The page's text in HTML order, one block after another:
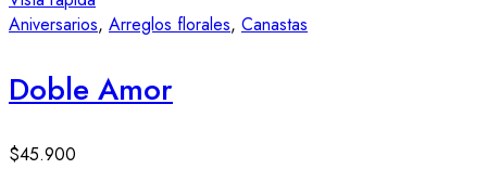
Aniversarios, Arreglos florales, Canastas
Doble Amor
$45.900